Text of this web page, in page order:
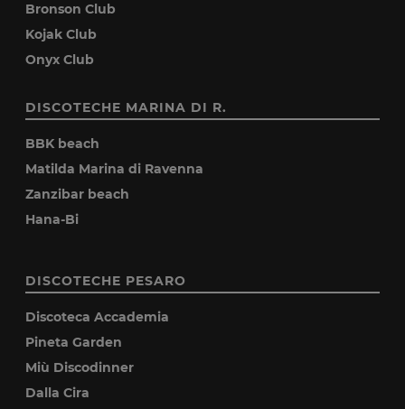
Bronson Club
Kojak Club
Onyx Club
DISCOTECHE MARINA DI R.
BBK beach
Matilda Marina di Ravenna
Zanzibar beach
Hana-Bi
DISCOTECHE PESARO
Discoteca Accademia
Pineta Garden
Miù Discodinner
Dalla Cira